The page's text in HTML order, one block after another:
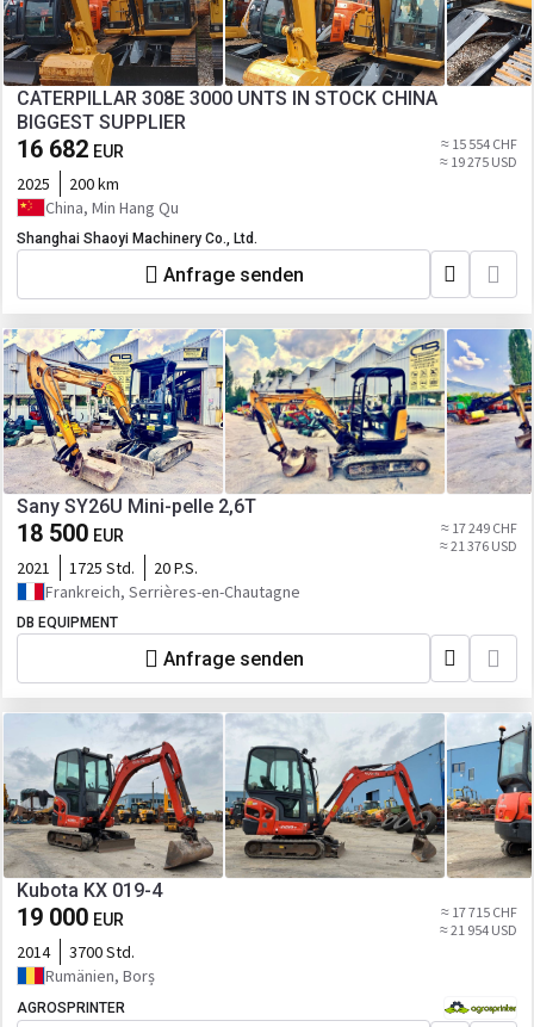
CATERPILLAR 308E 3000 UNTS IN STOCK CHINA
BIGGEST SUPPLIER
16 682 EUR
≈ 15 554 CHF
≈ 19 275 USD
2025
200 km
China, Min Hang Qu
Shanghai Shaoyi Machinery Co., Ltd.
Anfrage senden
Sany SY26U Mini-pelle 2,6T
18 500 EUR
≈ 17 249 CHF
≈ 21 376 USD
2021 1725 Std.
20 P.S.
Frankreich, Serrières-en-Chautagne
DB EQUIPMENT
Anfrage senden
Kubota KX 019-4
19 000 EUR
≈ 17 715 CHF
≈ 21 954 USD
2014
3700 Std.
Rumänien, Borș
AGROSPRINTER